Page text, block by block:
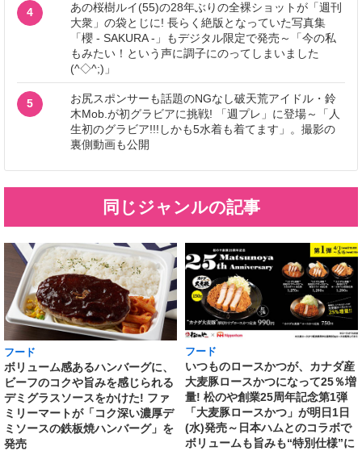
4
あの桜樹ルイ(55)の28年ぶりの全裸ショットが「週刊
大衆」の袋とじに! 長らく絶版となっていた写真集
「櫻 - SAKURA -」もデジタル限定で発売～「今の私
もみたい！という声に調子にのってしまいました
(^◇^;)」
5
お尻スポンサーも話題のNGなし破天荒アイドル・鈴
木Mob.が初グラビアに挑戦! 「週プレ」に登場～「人
生初のグラビア!!!しかも5水着も着てます」。撮影の
裏側動画も公開
同じジャンルの記事
フード
ボリューム感あるハンバーグに、
ビーフのコクや旨みを感じられる
デミグラスソースをかけた! ファ
ミリーマートが「コク深い濃厚デ
ミソースの鉄板焼ハンバーグ」を
発売
フード
いつものロースかつが、カナダ産
大麦豚ロースかつになって25％増
量! 松のや創業25周年記念第1弾
「大麦豚ロースかつ」が明日1日
(水)発売～日本ハムとのコラボで
ボリュームも旨みも“特別仕様”に